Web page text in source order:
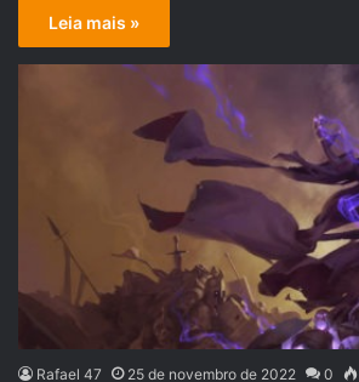
Leia mais »
Rafael 47 25 de novembro de 2022 0